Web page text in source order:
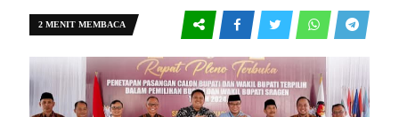
2 MENIT MEMBACA